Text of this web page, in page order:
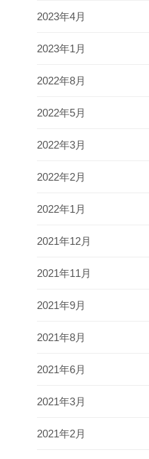
2023年4月
2023年1月
2022年8月
2022年5月
2022年3月
2022年2月
2022年1月
2021年12月
2021年11月
2021年9月
2021年8月
2021年6月
2021年3月
2021年2月